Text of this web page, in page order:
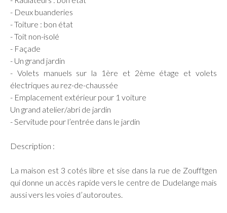
- Deux buanderies
- Toiture : bon état
- Toit non-isolé
- Façade
- Un grand jardin
- Volets manuels sur la 1ère et 2ème étage et volets
électriques au rez-de-chaussée
- Emplacement extérieur pour 1 voiture
Un grand atelier/abri de jardin
- Servitude pour l’entrée dans le jardin
Description :
La maison est 3 cotés libre et sise dans la rue de Zoufftgen
qui donne un accès rapide vers le centre de Dudelange mais
aussi vers les voies d’autoroutes.